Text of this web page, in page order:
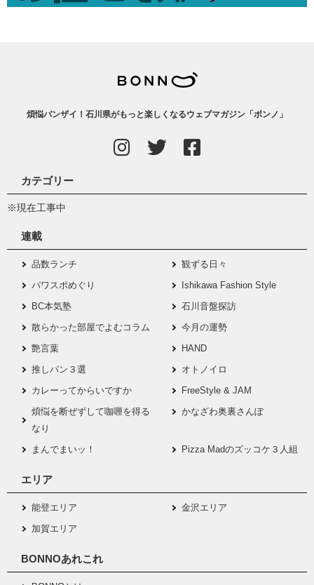
煩悩バンザイ！石川県がもっと楽しくなるウェブマガジン「ボンノ」
カテゴリー
※現在工事中
連載
品数ランチ
観ずる日々
パワスポめぐり
Ishikawa Fashion Style
BC本気塾
石川音盤探訪
散らかった部屋でよむコラム
今月の運勢
艶言葉
HAND
推しパン３選
オトノイロ
カレーってからいですか
FreeStyle & JAM
煩悩を断ぜずして咖喱を得る
なり
かなざわ奥裏さんぽ
まんでまいッ！ Pizza Madのズッコケ３人組
エリア
能登エリア
金沢エリア
加賀エリア
BONNOあれこれ